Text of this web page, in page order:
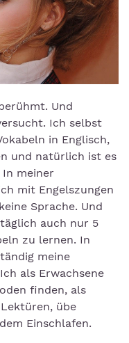
Und
Ich selbst
in Englisch,
und natürlich ist es
meiner
mit Engelszungen
Sprache. Und
auch nur 5
zu lernen. In
meine
als Erwachsene
finden, als
übe
Einschlafen.